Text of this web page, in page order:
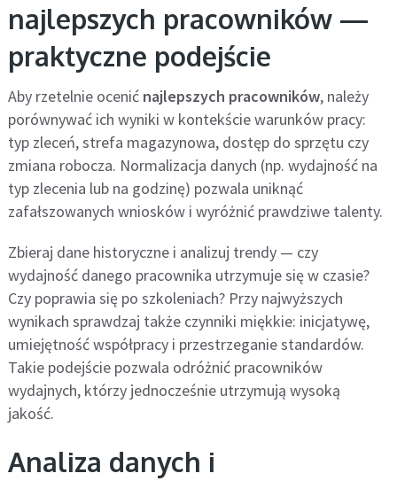
najlepszych pracowników —
praktyczne podejście
Aby rzetelnie ocenić najlepszych pracowników, należy
porównywać ich wyniki w kontekście warunków pracy:
typ zleceń, strefa magazynowa, dostęp do sprzętu czy
zmiana robocza. Normalizacja danych (np. wydajność na
typ zlecenia lub na godzinę) pozwala uniknąć
zafałszowanych wniosków i wyróżnić prawdziwe talenty.
Zbieraj dane historyczne i analizuj trendy — czy
wydajność danego pracownika utrzymuje się w czasie?
Czy poprawia się po szkoleniach? Przy najwyższych
wynikach sprawdzaj także czynniki miękkie: inicjatywę,
umiejętność współpracy i przestrzeganie standardów.
Takie podejście pozwala odróżnić pracowników
wydajnych, którzy jednocześnie utrzymują wysoką
jakość.
Analiza danych i